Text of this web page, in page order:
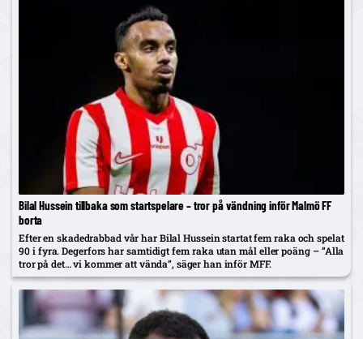
Bilal Hussein tillbaka som startspelare – tror på vändning inför Malmö FF
borta
Efter en skadedrabbad vår har Bilal Hussein startat fem raka och spelat
90 i fyra. Degerfors har samtidigt fem raka utan mål eller poäng – ”Alla
tror på det… vi kommer att vända”, säger han inför MFF.